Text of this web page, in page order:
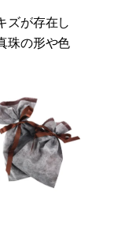
ズが存在し
珠の形や色